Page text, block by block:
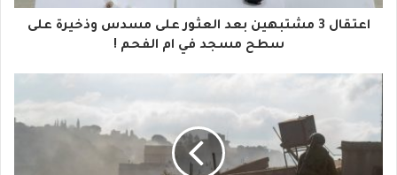
ا
إ
ك
اعتقال 3 مشتبهين بعد العثور على مسدس وذخيرة على
سطح مسجد في ام الفحم !